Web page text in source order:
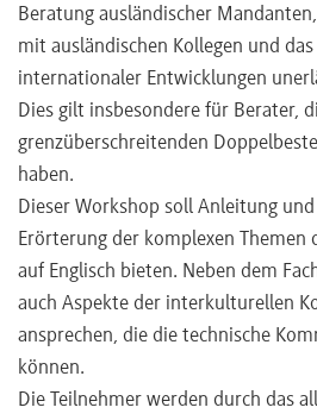
Beratung ausländischer
mit ausländischen Kollegen und das
internationaler Entwicklungen
Dies gilt insbesondere für Berater,
grenzüberschreitenden
haben.
Dieser Workshop soll Anleitung
Erörterung der komplexen Themen
auf Englisch bieten. Neben dem
auch Aspekte der interkulturellen
ansprechen, die die technische
können.
Die Teilnehmer werden durch das